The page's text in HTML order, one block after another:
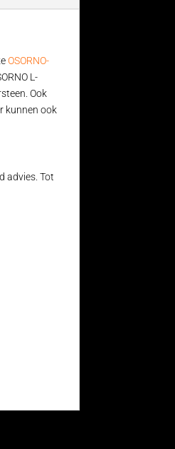
OSORNO-
L-
Ook
kunnen ook
advies. Tot